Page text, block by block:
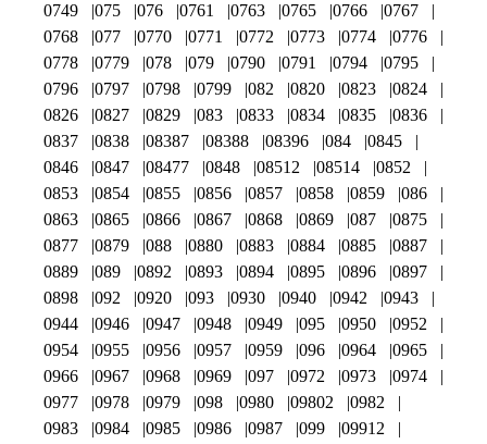
0749
075 076 0761 0763 0765 0766
0767
0768
077 0770 0771 0772 0773 0774
0776
0778
0779 078 079 0790 0791 0794
0795
0796
0797 0798 0799 082 0820 0823
0824
0826
0827 0829 083 0833 0834 0835
0836
0837
0838 08387 08388 08396 084
0845
0846
0847 08477 0848 08512 08514
0852
0853
0854 0855 0856 0857 0858 0859
086
0863
0865 0866 0867 0868 0869 087
0875
0877
0879 088 0880 0883 0884 0885
0887
0889
089 0892 0893 0894 0895 0896
0897
0898
092 0920 093 0930 0940 0942
0943
0944
0946 0947 0948 0949 095 0950
0952
0954
0955 0956 0957 0959 096 0964
0965
0966
0967 0968 0969 097 0972 0973
0974
0977
0978 0979 098 0980 09802
0982
0983
0984 0985 0986 0987 099
09912